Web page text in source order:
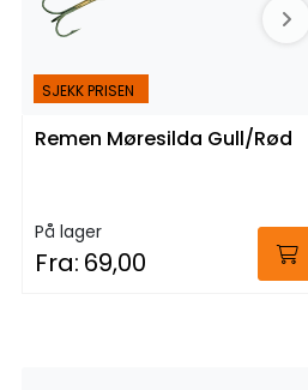
SJEKK PRISEN
Remen Møresilda Gull/Rød
På lager
Fra: 69,00